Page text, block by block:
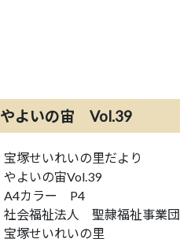
やよいの宙 Vol.39
宝塚せいれいの里だより
やよいの宙Vol.39
A4カラー P4
社会福祉法人 聖隷福祉事業団
宝塚せいれいの里